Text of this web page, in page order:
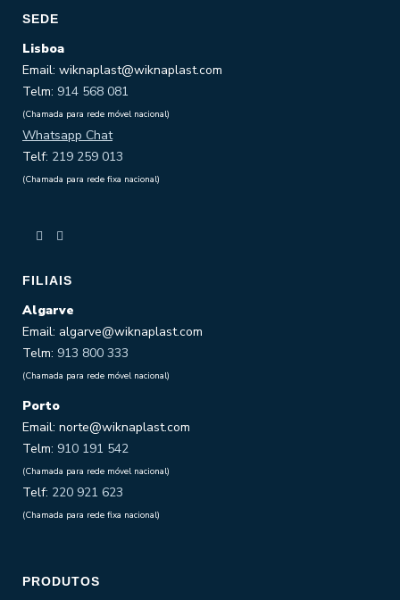
SEDE
Lisboa
Email: wiknaplast@wiknaplast.com
Telm: 914 568 081
(Chamada para rede móvel nacional)
Whatsapp Chat
Telf: 219 259 013
(Chamada para rede fixa nacional)
FILIAIS
Algarve
Email: algarve@wiknaplast.com
Telm: 913 800 333
(Chamada para rede móvel nacional)
Porto
Email: norte@wiknaplast.com
Telm: 910 191 542
(Chamada para rede móvel nacional)
Telf: 220 921 623
(Chamada para rede fixa nacional)
PRODUTOS